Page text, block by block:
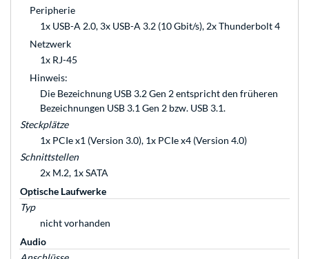
Peripherie
1x USB-A 2.0, 3x USB-A 3.2 (10 Gbit/s), 2x Thunderbolt 4
Netzwerk
1x RJ-45
Hinweis:
Die Bezeichnung USB 3.2 Gen 2 entspricht den früheren
Bezeichnungen USB 3.1 Gen 2 bzw. USB 3.1.
Steckplätze
1x PCIe x1 (Version 3.0), 1x PCIe x4 (Version 4.0)
Schnittstellen
2x M.2, 1x SATA
Optische Laufwerke
Typ
nicht vorhanden
Audio